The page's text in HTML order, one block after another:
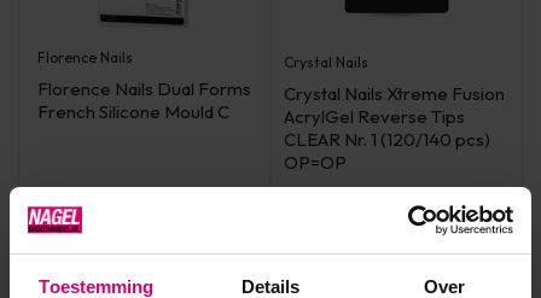
Toestemming Details Over
Florence Nails
Florence Nails Dual Forms
French Silicone Mould C
1,95
excl. btw
Crystal Nails
Crystal Nails Xtreme Fusion
AcrylGel Reverse Tips
CLEAR Nr. 1 (120/140 pcs)
OP=OP
excl. btw